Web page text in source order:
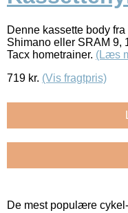
Denne kassette body
Shimano eller SRAM 9,
Tacx hometrainer. (Læs
719 kr. (Vis fragtpris)
De mest populære